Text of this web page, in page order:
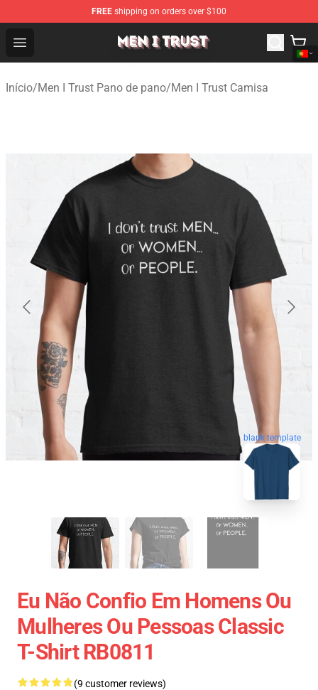
FREE shipping on orders over $100
Open menu
Men I Trust Shop - Official Men I Trust Merchandise Store
Início/Men I Trust Pano de pano/Men I Trust Camisa
blank template
Eu Não Confio Em Homens Ou
Mulheres Ou Pessoas Classic
T-Shirt RB0811
(9 customer reviews)